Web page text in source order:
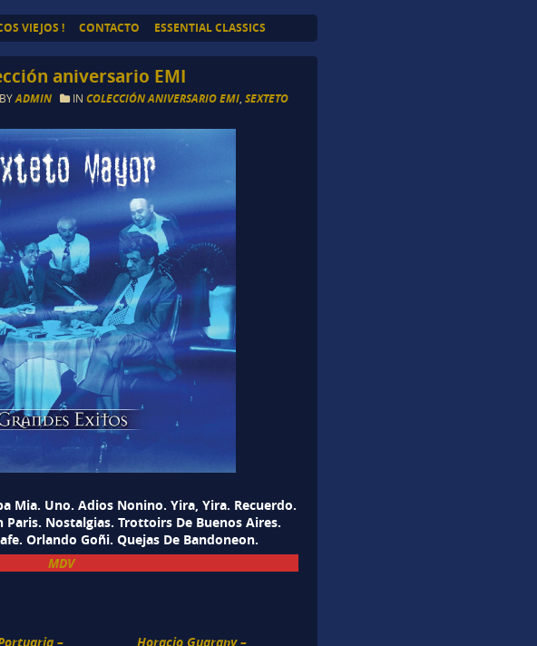
VIEJOS ! CONTACTO ESSENTIAL CLASSICS
aniversario EMI
ADMIN INCOLECCIÓN ANIVERSARIO EMI ,SEXTETO
Mia. Uno. Adios Nonino. Yira, Yira. Recuerdo.
Nostalgias. Trottoirs De Buenos Aires.
Orlando Goñi. Quejas De Bandoneon.
MDV
–
Horacio Guarany –